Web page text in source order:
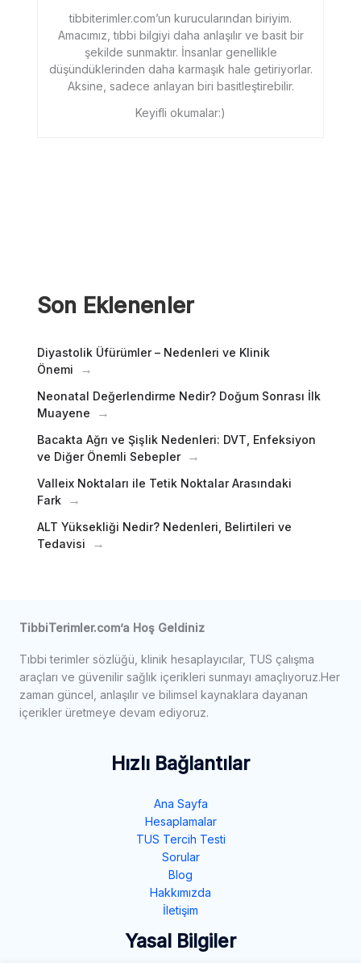
tibbiterimler.com’un kurucularından biriyim.
Amacımız, tıbbi bilgiyi daha anlaşılır ve basit bir
şekilde sunmaktır. İnsanlar genellikle
düşündüklerinden daha karmaşık hale getiriyorlar.
Aksine, sadece anlayan biri basitleştirebilir.
Keyifli okumalar:)
Son Eklenenler
Diyastolik Üfürümler – Nedenleri ve Klinik
Önemi
Neonatal Değerlendirme Nedir? Doğum Sonrası İlk
Muayene
Bacakta Ağrı ve Şişlik Nedenleri: DVT, Enfeksiyon
ve Diğer Önemli Sebepler
Valleix Noktaları ile Tetik Noktalar Arasındaki
Fark
ALT Yüksekliği Nedir? Nedenleri, Belirtileri ve
Tedavisi
TibbiTerimler.com’a Hoş Geldiniz
Tıbbi terimler sözlüğü, klinik hesaplayıcılar, TUS çalışma
araçları ve güvenilir sağlık içerikleri sunmayı amaçlıyoruz.Her
zaman güncel, anlaşılır ve bilimsel kaynaklara dayanan
içerikler üretmeye devam ediyoruz.
Hızlı Bağlantılar
Ana Sayfa
Hesaplamalar
TUS Tercih Testi
Sorular
Blog
Hakkımızda
İletişim
Yasal Bilgiler